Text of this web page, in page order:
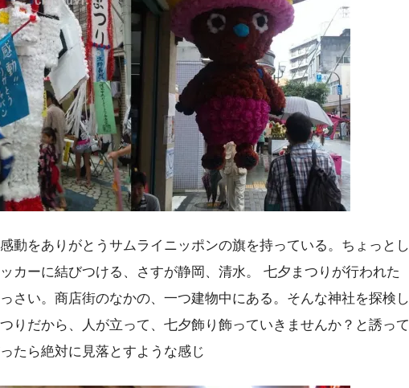
動をありがとうサムライニッポンの旗を持っている。ちょっとし
カーに結びつける、さすが静岡、清水。 七夕まつりが行われた
さい。商店街のなかの、一つ建物中にある。そんな神社を探検し
りだから、人が立って、七夕飾り飾っていきませんか？と誘って
たら絶対に見落とすような感じ